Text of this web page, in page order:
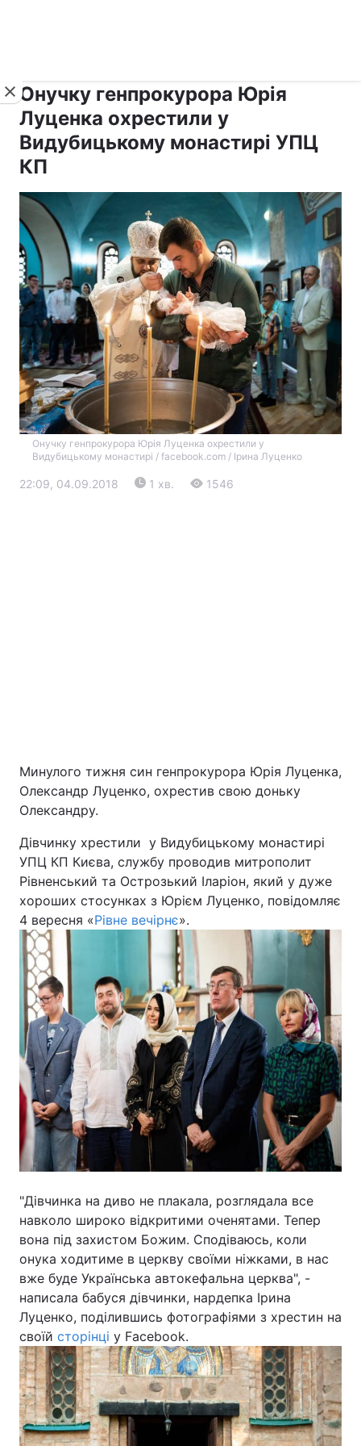
Дніпро Харків
Наука
Техно і зв'язок Лайт
Зброя Інциденти
Здоров'я Туризм
Цікавинки Погода
Відео з Youtube Статті
Інтерв'ю Думки
Контакти
ПОСЛУГИ
Реклама на сайті
Моніторинг Пресцентр
Онучку генпрокурора Юрія
Луценка охрестили у
Видубицькому монастирі УПЦ
КП
Онучку генпрокурора Юрія Луценка охрестили у
Видубицькому монастирі / facebook.com / Ірина Луценко
22:09, 04.09.2018 1 хв. 1546
Минулого тижня син генпрокурора Юрія Луценка,
Олександр Луценко, охрестив свою доньку
Олександру.
Дівчинку хрестили у Видубицькому монастирі
УПЦ КП Києва, службу проводив митрополит
Рівненський та Острозький Іларіон, який у дуже
хороших стосунках з Юрієм Луценко, повідомляє
4 вересня «Рівне вечірнє».
"Дівчинка на диво не плакала, розглядала все
навколо широко відкритими оченятами. Тепер
вона під захистом Божим. Сподіваюсь, коли
онука ходитиме в церкву своїми ніжками, в нас
вже буде Українська автокефальна церква", -
написала бабуся дівчинки, нардепка Ірина
Луценко, поділившись фотографіями з хрестин на
своїй сторінці у Facebook.